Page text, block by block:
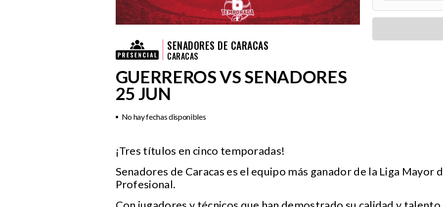
SENADORES DE CARACAS
CARACAS
GUERREROS VS SENADORES
25 JUN
No hay fechas disponibles
¡Tres títulos en cinco temporadas!
Senadores de Caracas es el equipo más ganador de la Liga Mayor
Profesional.